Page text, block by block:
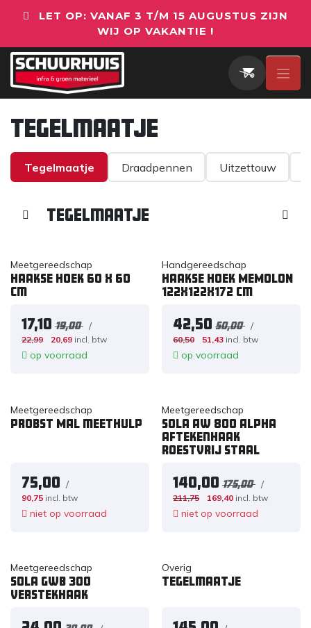
LET OP: VANAF 3 T/M 15 AUGUSTUS ZIJN
WIJ OP VAKANTIE !
Tegelmaatje
Tegelmaatje Draadpennen Uitzettouw
Tegelmaatje
Meetgereedschap
Haakse hoek 60 x 60
cm
17,10 19,00 /
22,99 20,69 incl. btw
op voorraad
Handgereedschap
Haakse hoek MEMOLON
122x122x172 cm
42,50 50,00 /
60,50 51,43 incl. btw
op voorraad
Meetgereedschap
PROBST MAL meethulp
75,00 /
90,75 incl. btw
niet op voorraad
Meetgereedschap
Sola AW 800 Alpha
aftekenhaak
roestvrij staal
140,00 175,00 /
211,75 169,40 incl. btw
niet op voorraad
Meetgereedschap
Sola GWB 300
Verstekhaak
Overig
Tegelmaatje